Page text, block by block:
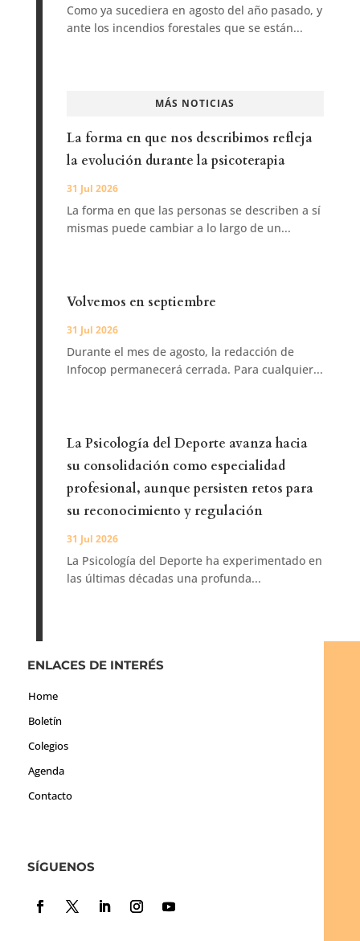
Como ya sucediera en agosto del año pasado, y
ante los incendios forestales que se están...
MÁS NOTICIAS
La forma en que nos describimos refleja
la evolución durante la psicoterapia
31 Jul 2026
La forma en que las personas se describen a sí
mismas puede cambiar a lo largo de un...
Volvemos en septiembre
31 Jul 2026
Durante el mes de agosto, la redacción de
Infocop permanecerá cerrada. Para cualquier...
La Psicología del Deporte avanza hacia
su consolidación como especialidad
profesional, aunque persisten retos para
su reconocimiento y regulación
31 Jul 2026
La Psicología del Deporte ha experimentado en
las últimas décadas una profunda...
ENLACES DE INTERÉS
Home
Boletín
Colegios
Agenda
Contacto
SÍGUENOS